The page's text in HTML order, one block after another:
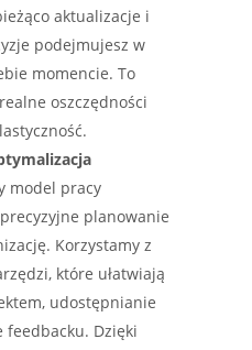
aktualizacje i
podejmujesz w
momencie. To
oszczędności
model pracy
planowanie
Korzystamy z
które ułatwiają
udostępnianie
Dzięki